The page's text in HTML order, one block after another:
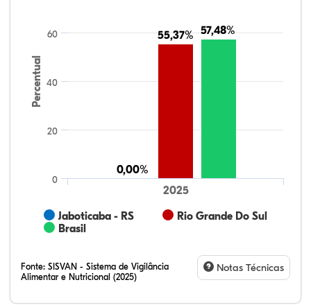
Percentual
0,00%
0,00%
55,37%
55,37% 57,48%
57,48%
Jaboticaba - RS
Rio Grande Do Sul
Brasil
2025
0
20
40
60
Fonte: SISVAN - Sistema de Vigilância
Alimentar e Nutricional (2025)
Notas Técnicas